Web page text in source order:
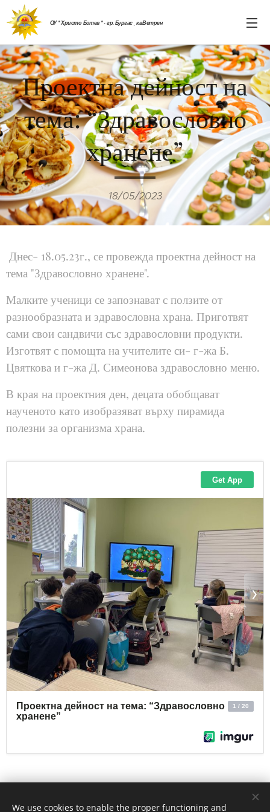
ОУ " Христо Ботев " - гр. Бургас , кв.Ветрен
Проектна дейност на
тема: “Здравословно
хранене”
18/05/2023
Днес- 18.05.23г., се провежда проектна дейност на
тема "Здравословно хранене".
Малките ученици се запознават с ползите от
разнообразната и здравословна храна. Приготвят
сами свои сандвичи със здравословни продукти.
Изготвят с помощта на учителите си- г-жа Б.
Цвяткова и г-жа Д. Симеонова здравословно меню.
В края на проектния ден, децата обобщават
наученото като изобразяват върху пирамида
полезни за организма храна.
We use cookies to enable the proper functioning and